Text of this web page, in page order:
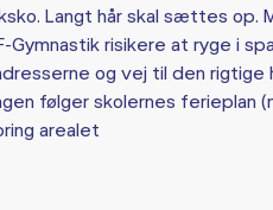
Langt hår skal sættes op.
risikere at ryge i
og vej til den rigtige
følger skolernes ferieplan
arealet